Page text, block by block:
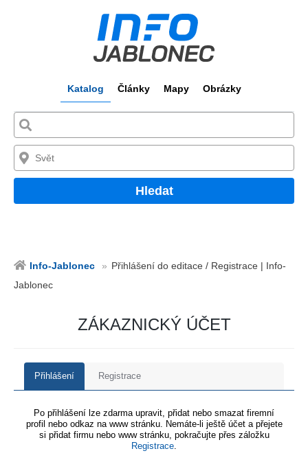
Katalog Články Mapy Obrázky
Hledat
Info-Jablonec
Přihlášení do editace / Registrace | Info-
Jablonec
ZÁKAZNICKÝ ÚČET
Přihlášení Registrace
Po přihlášení lze zdarma upravit, přidat nebo smazat firemní
profil nebo odkaz na www stránku. Nemáte-li ještě účet a přejete
si přidat firmu nebo www stránku, pokračujte přes záložku
Registrace.